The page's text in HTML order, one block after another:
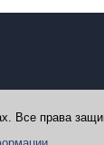
Все права